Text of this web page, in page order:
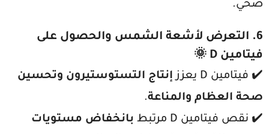
صحي.
6. التعرض لأشعة الشمس والحصول على
فيتامين D
🌞
✔️ فيتامين D يعزز
إنتاج التستوستيرون وتحسين
صحة العظام والمناعة.
✔️ نقص فيتامين D مرتبط
بانخفاض مستويات